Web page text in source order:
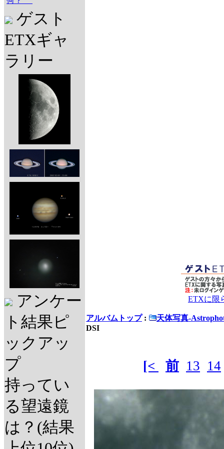
ゲスト
ETXギャ
ラリー
アンケー
ト結果ピ
ックアッ
プ
持ってい
る望遠鏡
は？(結果
ETXに限
アルバムトップ:
天体写真-
DSI
[< 前 13 14